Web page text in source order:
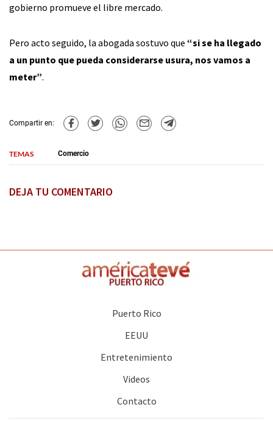
gobierno promueve el libre mercado.
Pero acto seguido, la abogada sostuvo que “si se ha llegado
a un punto que pueda considerarse usura, nos vamos a
meter”.
Compartir en:
TEMAS Comercio
DEJA TU COMENTARIO
Puerto Rico
EEUU
Entretenimiento
Videos
Contacto